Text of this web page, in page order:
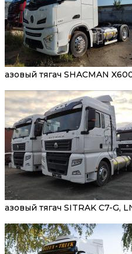
Газовый тягач SHACMAN
Газовый тягач SITRAK C7-G,